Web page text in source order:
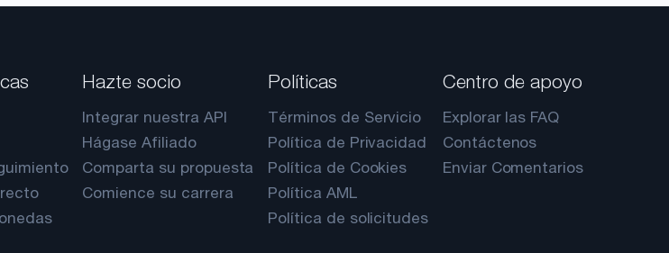
Hazte socio
Integrar nuestra API
Hágase Afiliado
Comparta su propuesta
Comience su carrera
Políticas
Términos de Servicio
Política de Privacidad
Política de Cookies
Política AML
Política de solicitudes
Centro de apoyo
Explorar las FAQ
Contáctenos
Enviar Comentarios